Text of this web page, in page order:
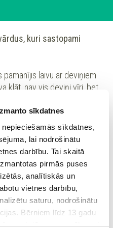
sīkdatnes
sīkdatnes,
lai nodrošinātu
darbību. Tai skaitā
pirmās puses
analītiskās un
vietnes darbību,
saturu, nodrošinātu
Bērniem līdz 13 gadu
ir jāprasa vecāka vai
kuri sastopami
laivu ar deviņiem
klāt, nav vis deviņi vīri, bet